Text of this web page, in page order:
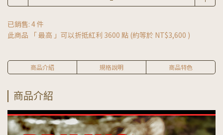
已銷售: 4 件
此商品 「 最高 」可以折抵紅利 3600 點 (約等於 NT$3,600 )
商品介紹 規格說明 商品特色
商品介紹